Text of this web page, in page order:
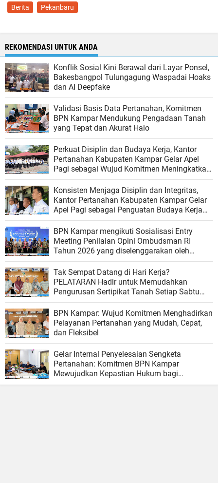
Berita Pekanbaru
REKOMENDASI UNTUK ANDA
Konflik Sosial Kini Berawal dari Layar Ponsel,
Bakesbangpol Tulungagung Waspadai Hoaks
dan AI Deepfake
Validasi Basis Data Pertanahan, Komitmen
BPN Kampar Mendukung Pengadaan Tanah
yang Tepat dan Akurat Halo
Perkuat Disiplin dan Budaya Kerja, Kantor
Pertanahan Kabupaten Kampar Gelar Apel
Pagi sebagai Wujud Komitmen Meningkatkan
Kualitas Pelayanan
Konsisten Menjaga Disiplin dan Integritas,
Kantor Pertanahan Kabupaten Kampar Gelar
Apel Pagi sebagai Penguatan Budaya Kerja
Organisasi
BPN Kampar mengikuti Sosialisasi Entry
Meeting Penilaian Opini Ombudsman RI
Tahun 2026 yang diselenggarakan oleh
Ombudsman RI
Tak Sempat Datang di Hari Kerja?
PELATARAN Hadir untuk Memudahkan
Pengurusan Sertipikat Tanah Setiap Sabtu
dan Minggu
BPN Kampar: Wujud Komitmen Menghadirkan
Pelayanan Pertanahan yang Mudah, Cepat,
dan Fleksibel
Gelar Internal Penyelesaian Sengketa
Pertanahan: Komitmen BPN Kampar
Mewujudkan Kepastian Hukum bagi